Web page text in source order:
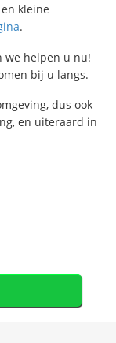
kleine
.
we helpen u nu!
bij u langs.
dus ook
en uiteraard in